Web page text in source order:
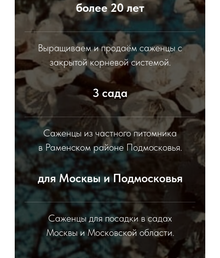
более 20 лет
Выращиваем и продаём саженцы с
закрытой корневой системой.
3 сада
Саженцы из частного питомника
в Раменском районе Подмосковья.
для Москвы и Подмосковья
Саженцы для посадки в садах
Москвы и Московской области.